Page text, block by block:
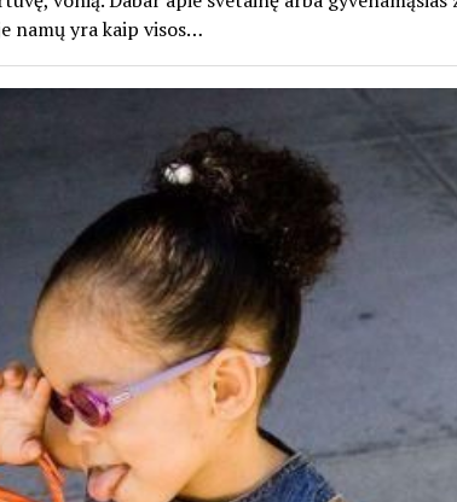
namų yra kaip visos…